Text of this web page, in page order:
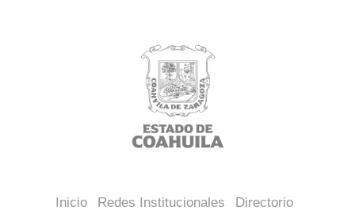
Inicio Redes Institucionales Directorio